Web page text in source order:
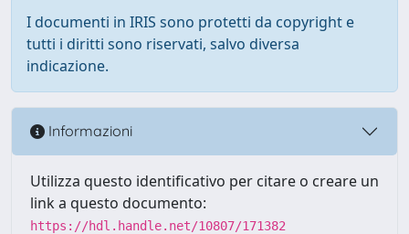
I documenti in IRIS sono protetti da copyright e
tutti i diritti sono riservati, salvo diversa
indicazione.
Informazioni
Utilizza questo identificativo per citare o creare un
link a questo documento:
https://hdl.handle.net/10807/171382